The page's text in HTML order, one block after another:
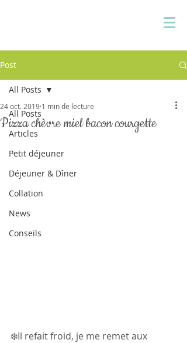
Post
All Posts
Articles
Petit déjeuner
Déjeuner & Dîner
Collation
News
Conseils
All Posts
Pizza chèvre miel bacon courgette
24 oct. 2019 1 min de lecture
❄️Il refait froid, je me remet aux